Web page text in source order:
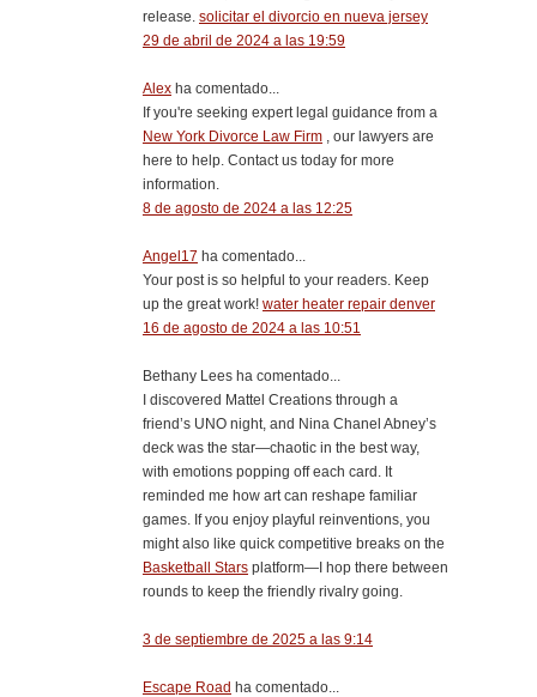
release. solicitar el divorcio en nueva jersey
29 de abril de 2024 a las 19:59
Alex ha comentado...
If you're seeking expert legal guidance from a
New York Divorce Law Firm , our lawyers are
here to help. Contact us today for more
information.
8 de agosto de 2024 a las 12:25
Angel17 ha comentado...
Your post is so helpful to your readers. Keep
up the great work! water heater repair denver
16 de agosto de 2024 a las 10:51
Bethany Lees ha comentado...
I discovered Mattel Creations through a
friend’s UNO night, and Nina Chanel Abney’s
deck was the star—chaotic in the best way,
with emotions popping off each card. It
reminded me how art can reshape familiar
games. If you enjoy playful reinventions, you
might also like quick competitive breaks on the
Basketball Stars platform—I hop there between
rounds to keep the friendly rivalry going.
3 de septiembre de 2025 a las 9:14
Escape Road ha comentado...